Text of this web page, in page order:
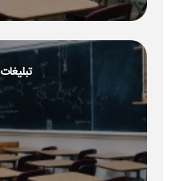
تبلیغات